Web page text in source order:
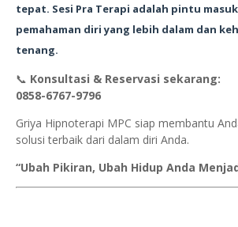
tepat. Sesi Pra Terapi adalah pintu
pemahaman diri yang lebih dalam dan
tenang.
📞 Konsultasi & Reservasi sekarang:
0858-6767-9796
Griya Hipnoterapi MPC siap membantu
solusi terbaik dari dalam diri Anda.
“Ubah Pikiran, Ubah Hidup Anda